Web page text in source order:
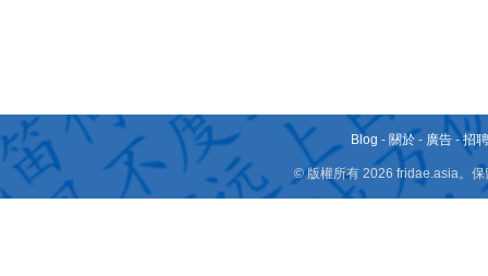
Blog - 關於 - 廣告 -招
© 版權所有 2026 fridae.asia。